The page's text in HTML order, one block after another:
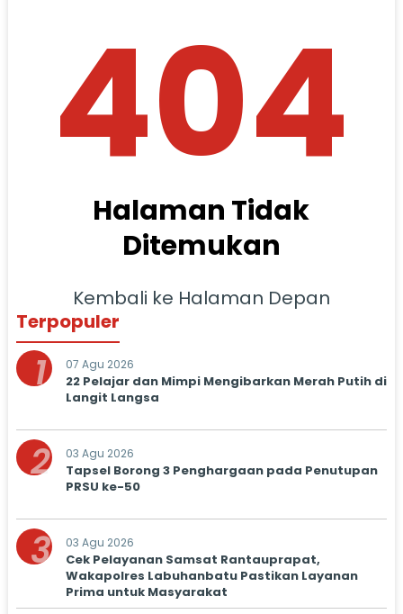
404
Halaman Tidak
Ditemukan
Kembali ke Halaman Depan
Terpopuler
1 07 Agu 2026
22 Pelajar dan Mimpi Mengibarkan Merah Putih di
Langit Langsa
2 03 Agu 2026
Tapsel Borong 3 Penghargaan pada Penutupan
PRSU ke-50
3 03 Agu 2026
Cek Pelayanan Samsat Rantauprapat,
Wakapolres Labuhanbatu Pastikan Layanan
Prima untuk Masyarakat